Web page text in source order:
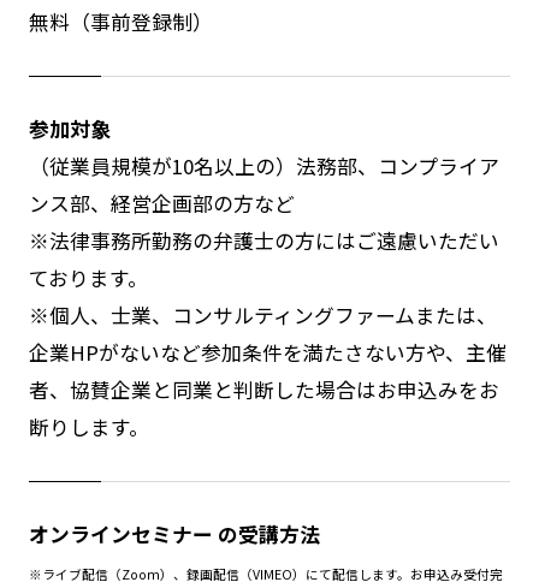
無料（事前登録制）
参加対象
（従業員規模が10名以上の）法務部、コンプライア
ンス部、経営企画部の方など
※法律事務所勤務の弁護士の方にはご遠慮いただい
ております。
※個人、士業、コンサルティングファームまたは、
企業HPがないなど参加条件を満たさない方や、主催
者、協賛企業と同業と判断した場合はお申込みをお
断りします。
オンラインセミナー の受講方法
※ライブ配信（Zoom）、録画配信（VIMEO）にて配信します。 お申込み受付完